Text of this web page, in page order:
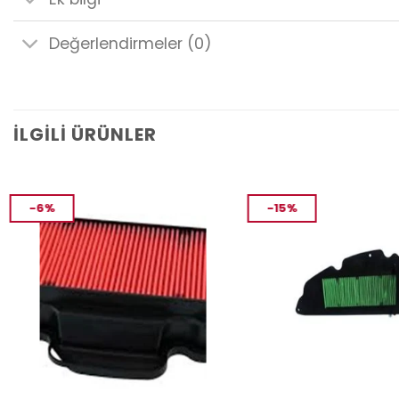
Değerlendirmeler (0)
İLGILI ÜRÜNLER
-6% -15%